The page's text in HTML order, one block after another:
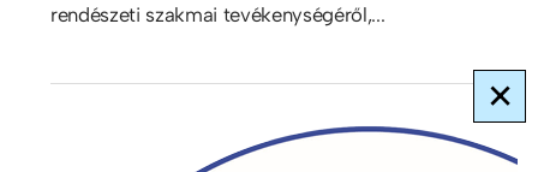
rendészeti szakmai tevékenységéről,...
×